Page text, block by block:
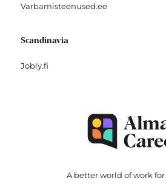
Varbamisteenused.ee
Scandinavia
Jobly.fi
A better world of work for